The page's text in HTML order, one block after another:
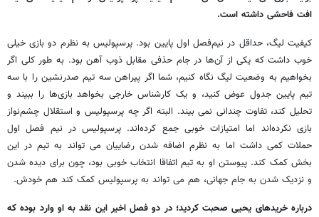
افت فاحشی داشته است.
کیفیت لیگ، حداقل در نیم‌فصل اول پایین بود. پرسپولیس به نظرم دو بازی خیلی
خوب داشت که یکی از آن‌ها در جام حذفی مقابل ذوب آهن بود. به طور کلی اگر
بخواهیم به وضعیت لیگ نگاه کنیم، شما اگر پیراهن سه تیم صدرنشین را با سه
تیم پایین جدول عوض کنید، و یک کارشناس خارجی بخواهد بازی‌ها را ببیند و
تحلیل کند، تفاوت چندانی نمی بیند. البته اگر چه پرسپولیس و استقلال چشم‌نواز
بازی نکرده‌اند اما امتیازات خوبی جمع کرده‌اند. پرسپولیس در نیم فصل اول
حملات کمی داشت اما به نظرم اضافه شدن رضاییان می تواند به تیم در این
بخش کمک کند. پیوستن او به تیم اتفاقا انتخاب خوبی بود، چون برای دیده شدن
و نزدیک شدن به جام جهانی، هم می تواند به پرسپولیس کمک کند هم خودش.
درباره خریدهای یحیی صحبت کردید؛ در دو فصل اخیر این نقد به او وارد بوده که